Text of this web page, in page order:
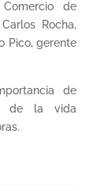
de
Rocha,
Pico, gerente
de
de la vida